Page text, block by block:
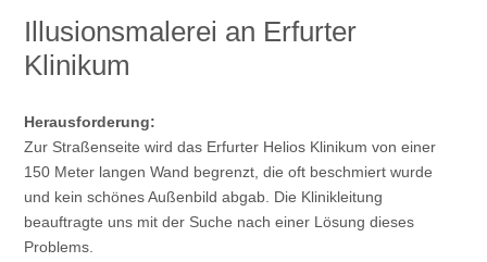
Illusionsmalerei an Erfurter
Klinikum
Herausforderung:
Zur Straßenseite wird das Erfurter Helios Klinikum von einer
150 Meter langen Wand begrenzt, die oft beschmiert wurde
und kein schönes Außenbild abgab. Die Klinikleitung
beauftragte uns mit der Suche nach einer Lösung dieses
Problems.